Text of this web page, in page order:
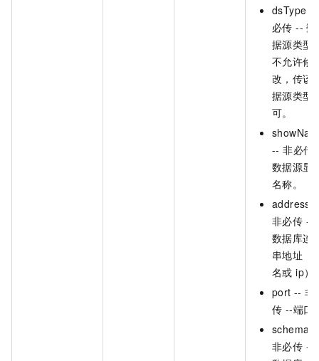
dsType --
必传 -- 数
据源类型
不允许修
改，传该
据源类型
可。
-- 非必传
数据源显
名称。
address
非必传 --
数据库连
串地址（
名或 ip）
port -- 非
传 --端口
schema
非必传 --